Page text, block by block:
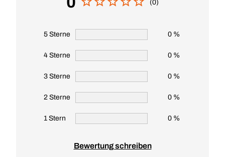
(0)
5 Sterne 0 %
4 Sterne 0 %
3 Sterne 0 %
2 Sterne 0 %
1 Stern 0 %
Bewertung schreiben